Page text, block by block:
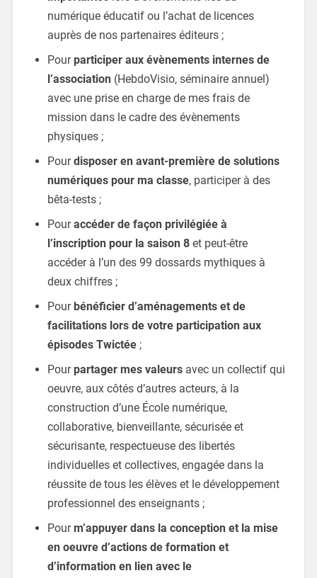
numérique éducatif ou l’achat de licences
auprès de nos partenaires éditeurs ;
Pourparticiper aux évènements internes de
l’association(HebdoVisio, séminaire annuel)
avec une prise en charge de mes frais de
mission dans le cadre des évènements
physiques ;
Pourdisposer en avant-première de solutions
numériques pour ma classe, participer à des
bêta-tests ;
Pouraccéder de façon privilégiée à
l’inscription pour la saison 8 et peut-être
accéder à l’un des 99 dossards mythiques à
deux chiffres ;
Pourbénéficier d’aménagements et de
facilitations lors de votre participation aux
épisodes Twictée;
Pourpartager mes valeurs avec un collectif qui
oeuvre, aux côtés d’autres acteurs, à la
construction d’une École numérique,
collaborative, bienveillante, sécurisée et
sécurisante, respectueuse des libertés
individuelles et collectives, engagée dans la
réussite de tous les élèves et le développement
professionnel des enseignants ;
Pourm’appuyer dans la conception et la mise
en oeuvre d’actions de formation et
d’information en lien avec le